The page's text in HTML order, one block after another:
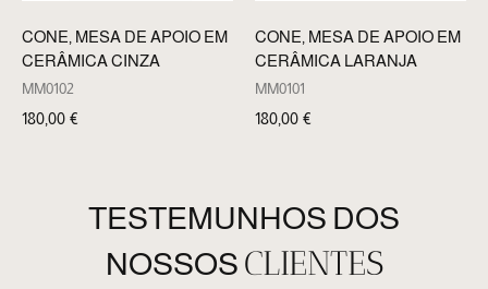
CONE, MESA DE APOIO EM
CERÂMICA CINZA
MM0102
180,00 €
CONE, MESA DE APOIO EM
CERÂMICA LARANJA
MM0101
180,00 €
TESTEMUNHOS DOS
NOSSOS CLIENTES